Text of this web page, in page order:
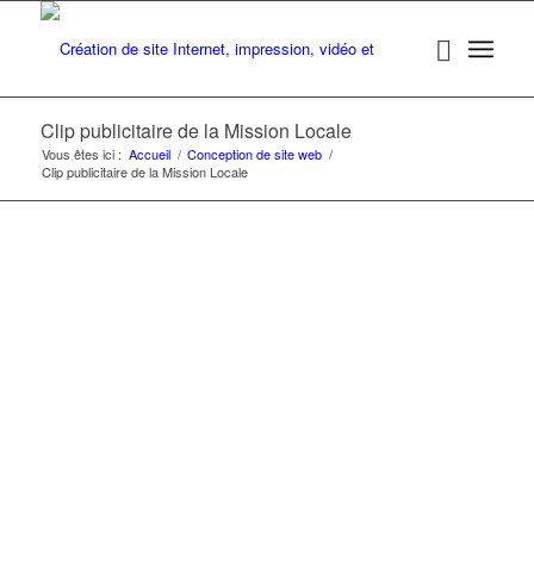
Clip publicitaire de la Mission Locale
Vous êtes ici : Accueil / Conception de site web /
Clip publicitaire de la Mission Locale